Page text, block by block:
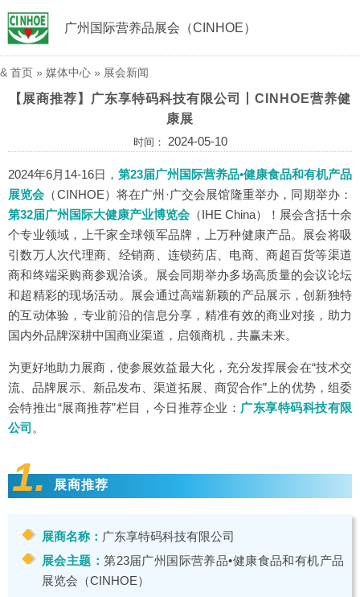
广州国际营养品展会（CINHOE）
& 首页 » 媒体中心 » 展会新闻
【展商推荐】广东享特码科技有限公司丨CINHOE营养健
康展
时间： 2024-05-10
2024年6月14-16日， 第23届广州国际营养品•健康食品和有机产品
展览会 （CINHOE） 将在广州·广交会展馆隆重举办，同期举办：
第32届广州国际大健康产业博览会 （IHE China）
！展会含括十余
个专业领域，上千家全球领军品牌，上万种健康产品。展会将吸
引数万人次代理商、经销商、连锁药店、电商、商超百货等渠道
商和终端采购商参观洽谈。展会同期举办多场高质量的会议论坛
和超精彩的现场活动。展会通过高端新颖的产品展示，创新独特
的互动体验，专业前沿的信息分享，精准有效的商业对接，助力
国内外品牌深耕中国商业渠道，启领商机，共赢未来。
为更好地助力展商，使参展效益最大化，充分发挥展会在“技术交
流、品牌展示、新品发布、渠道拓展、商贸合作”上的优势，组委
会特推出“展商推荐”栏目，今日推荐企业： 广东享特码科技有限
公司 。
1. 展商推荐
展商名称： 广东享特码科技有限公司
展会主题：第23届广州国际营养品•健康食品和有机产品
展览会（CINHOE）